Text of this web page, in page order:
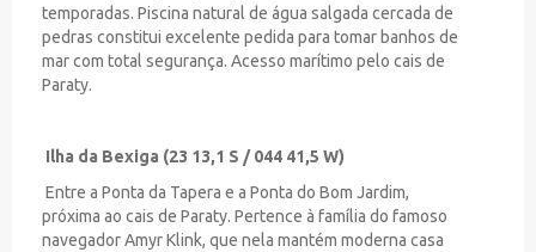
temporadas. Piscina natural de água salgada cercada de
pedras constitui excelente pedida para tomar banhos de
mar com total segurança. Acesso marítimo pelo cais de
Paraty.
Ilha da Bexiga (23 13,1 S / 044 41,5 W)
Entre a Ponta da Tapera e a Ponta do Bom Jardim,
próxima ao cais de Paraty. Pertence à família do famoso
navegador Amyr Klink, que nela mantém moderna casa